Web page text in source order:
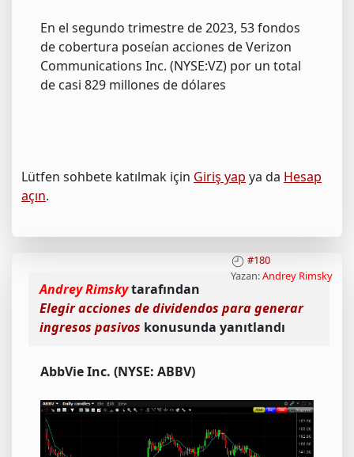
En el segundo trimestre de 2023, 53 fondos
de cobertura poseían acciones de Verizon
Communications Inc. (NYSE:VZ) por un total
de casi 829 millones de dólares
Lütfen sohbete katılmak için Giriş yap ya da Hesap
açın.
#180
Yazan:Andrey Rimsky
Andrey Rimskytarafından
Elegir acciones de dividendos para generar
ingresos pasivos konusunda yanıtlandı
AbbVie Inc. (NYSE: ABBV)